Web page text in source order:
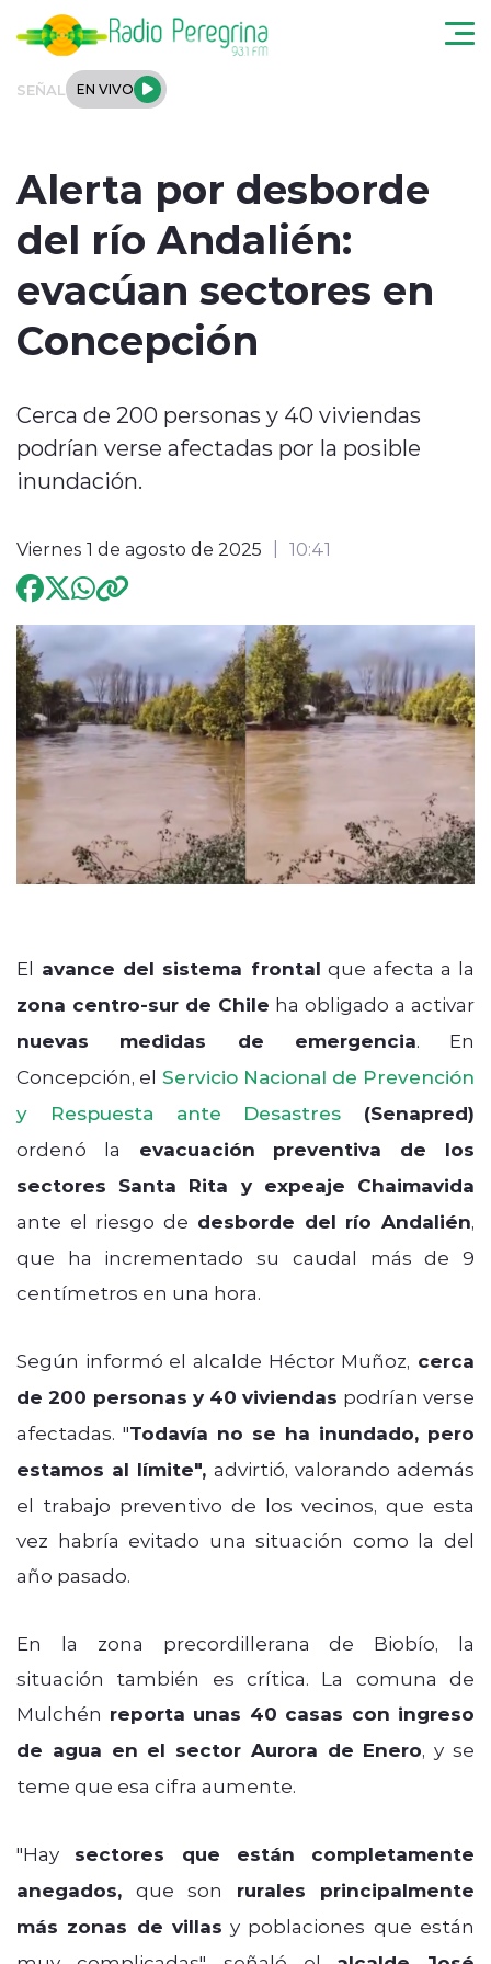
SEÑAL EN VIVO
Regionales
Deportes
Entrevistas
modo claro
Alerta por desborde
del río Andalién:
evacúan sectores en
Concepción
Cerca de 200 personas y 40 viviendas
podrían verse afectadas por la posible
inundación.
Viernes 1 de agosto de 2025 10:41
El avance del sistema frontal que afecta a la
zona centro-sur de Chile ha obligado a activar
nuevas medidas de emergencia. En
Concepción, el Servicio Nacional de Prevención
y Respuesta ante Desastres (Senapred)
ordenó la
evacuación preventiva de los
sectores Santa Rita y expeaje Chaimavida
ante el riesgo de desborde del río Andalién,
que ha incrementado su caudal más de 9
centímetros en una hora.
Según informó el alcalde Héctor Muñoz, cerca
de 200 personas y 40 viviendas podrían verse
afectadas. "Todavía no se ha inundado, pero
estamos al límite", advirtió, valorando además
el trabajo preventivo de los vecinos, que esta
vez habría evitado una situación como la del
año pasado.
En la zona precordillerana de Biobío, la
situación también es crítica. La comuna de
Mulchén reporta unas 40 casas con ingreso
de agua en el sector Aurora de Enero, y se
teme que esa cifra aumente.
"Hay sectores que están completamente
anegados, que son rurales principalmente
más zonas de villas y poblaciones que están